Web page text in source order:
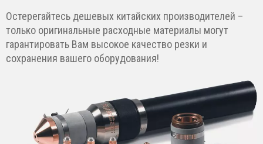
Остерегайтесь дешевых китайских производителей –
только оригинальные расходные материалы могут
гарантировать Вам высокое качество резки и
сохранения вашего оборудования!